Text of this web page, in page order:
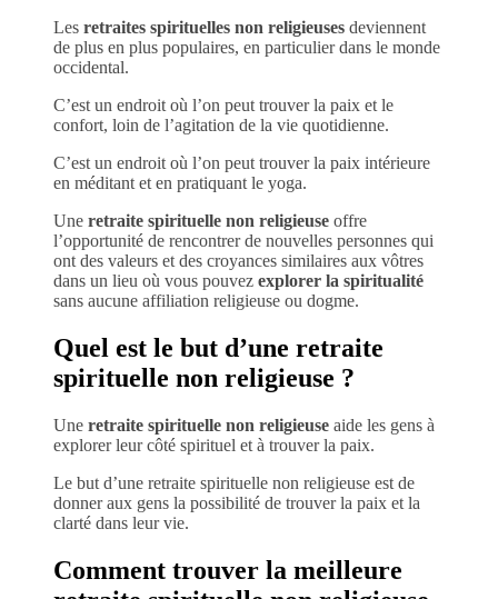
Les retraites spirituelles non religieuses deviennent
de plus en plus populaires, en particulier dans le monde
occidental.
C’est un endroit où l’on peut trouver la paix et le
confort, loin de l’agitation de la vie quotidienne.
C’est un endroit où l’on peut trouver la paix intérieure
en méditant et en pratiquant le yoga.
Une retraite spirituelle non religieuse offre
l’opportunité de rencontrer de nouvelles personnes qui
ont des valeurs et des croyances similaires aux vôtres
dans un lieu où vous pouvez explorer la spiritualité
sans aucune affiliation religieuse ou dogme.
Quel est le but d’une retraite
spirituelle non religieuse ?
Une retraite spirituelle non religieuse aide les gens à
explorer leur côté spirituel et à trouver la paix.
Le but d’une retraite spirituelle non religieuse est de
donner aux gens la possibilité de trouver la paix et la
clarté dans leur vie.
Comment trouver la meilleure